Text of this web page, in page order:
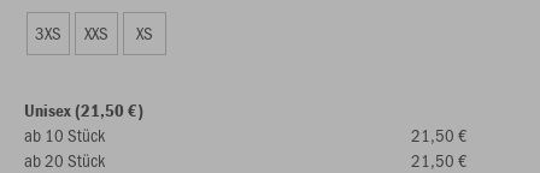
3XS
XXS XS
Unisex (21,50 €)
ab 10 Stück
21,50 €
ab 20 Stück
21,50 €